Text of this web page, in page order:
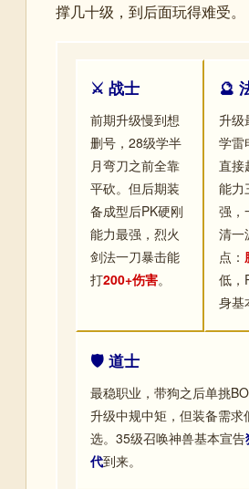
撑几十级，到后面玩得难受。
⚔️ 战士
前期升级慢到想
删号，28级学半
月弯刀之前全靠
平砍。但后期装
备成型后PK硬刚
能力最强，烈火
剑法一刀暴击能
打200+伤害。
🔮
升级
学雷
直接
能力
强，
清一
点：
低，
身基
🛡️ 道士
最稳职业，带狗之后单挑
升级中规中矩，但装备需求
选。35级召唤神兽基本宣告
代到来。